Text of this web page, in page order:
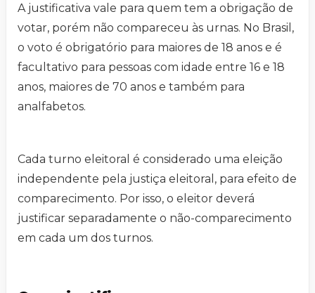
A justificativa vale para quem tem a obrigação de
votar, porém não compareceu às urnas. No Brasil,
o voto é obrigatório para maiores de 18 anos e é
facultativo para pessoas com idade entre 16 e 18
anos, maiores de 70 anos e também para
analfabetos.
Cada turno eleitoral é considerado uma eleição
independente pela justiça eleitoral, para efeito de
comparecimento. Por isso, o eleitor deverá
justificar separadamente o não-comparecimento
em cada um dos turnos.